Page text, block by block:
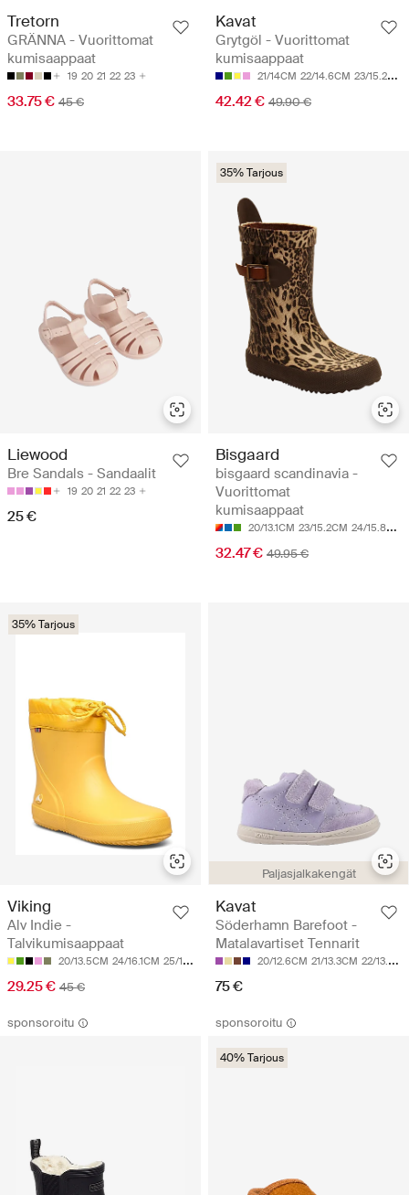
Tretorn
GRÄNNA - Vuorittomat
kumisaappaat
19 20 21 22 23
33.75 € 45 €
Kavat
Grytgöl - Vuorittomat
kumisaappaat
21/14CM 22/14.6CM 23/15.2CM
42.42 € 49.90 €
Liewood
Bre Sandals - Sandaalit
19 20 21 22 23
25 €
35% Tarjous
Bisgaard
bisgaard scandinavia -
Vuorittomat
kumisaappaat
20/13.1CM 23/15.2CM 24/15.8CM
32.47 € 49.95 €
35% Tarjous
Viking
Alv Indie -
Talvikumisaappaat
20/13.5CM 24/16.1CM 25/16.8CM 28/18.8CM 29/19.4CM
29.25 € 45 €
Paljasjalkakengät
Kavat
Söderhamn Barefoot -
Matalavartiset Tennarit
20/12.6CM 21/13.3CM 22/13.9CM
75 €
sponsoroitu sponsoroitu
40% Tarjous